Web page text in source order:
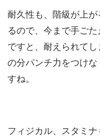
耐久性も、階級が上
るので、今まで手ご
ですと、耐えられて
の分パンチ力をつけ
すね。
フィジカル、スタミナ